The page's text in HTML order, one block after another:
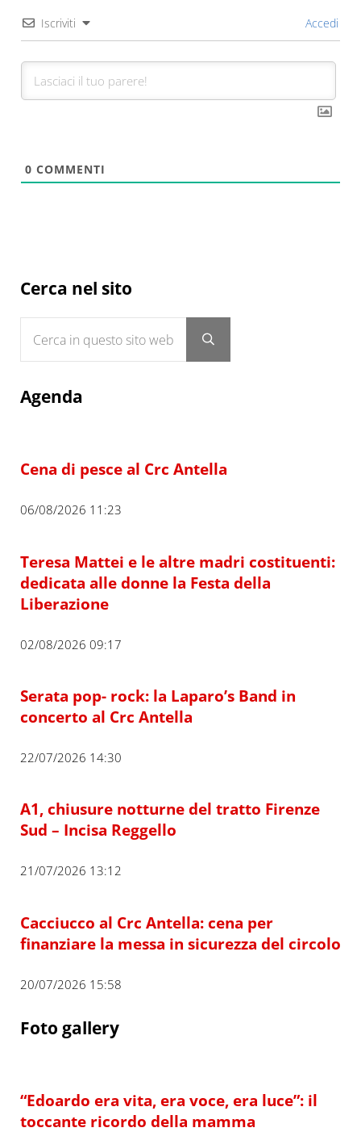
Iscriviti Accedi
0 COMMENTI
Sidebar
Cerca nel sito
Submit search
Agenda
Cena di pesce al Crc Antella
06/08/2026 11:23
Teresa Mattei e le altre madri costituenti:
dedicata alle donne la Festa della
Liberazione
02/08/2026 09:17
Serata pop- rock: la Laparo’s Band in
concerto al Crc Antella
22/07/2026 14:30
A1, chiusure notturne del tratto Firenze
Sud – Incisa Reggello
21/07/2026 13:12
Cacciucco al Crc Antella: cena per
finanziare la messa in sicurezza del circolo
20/07/2026 15:58
Foto gallery
“Edoardo era vita, era voce, era luce”: il
toccante ricordo della mamma